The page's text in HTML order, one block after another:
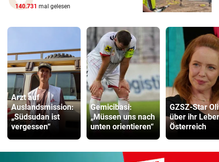
140.731 mal gelesen
Arzt auf
Auslandsmission:
„Südsudan ist
vergessen“
Gemicibasi:
„Müssen uns nach
unten orientieren“
GZSZ-Star
über ihr
Österreich